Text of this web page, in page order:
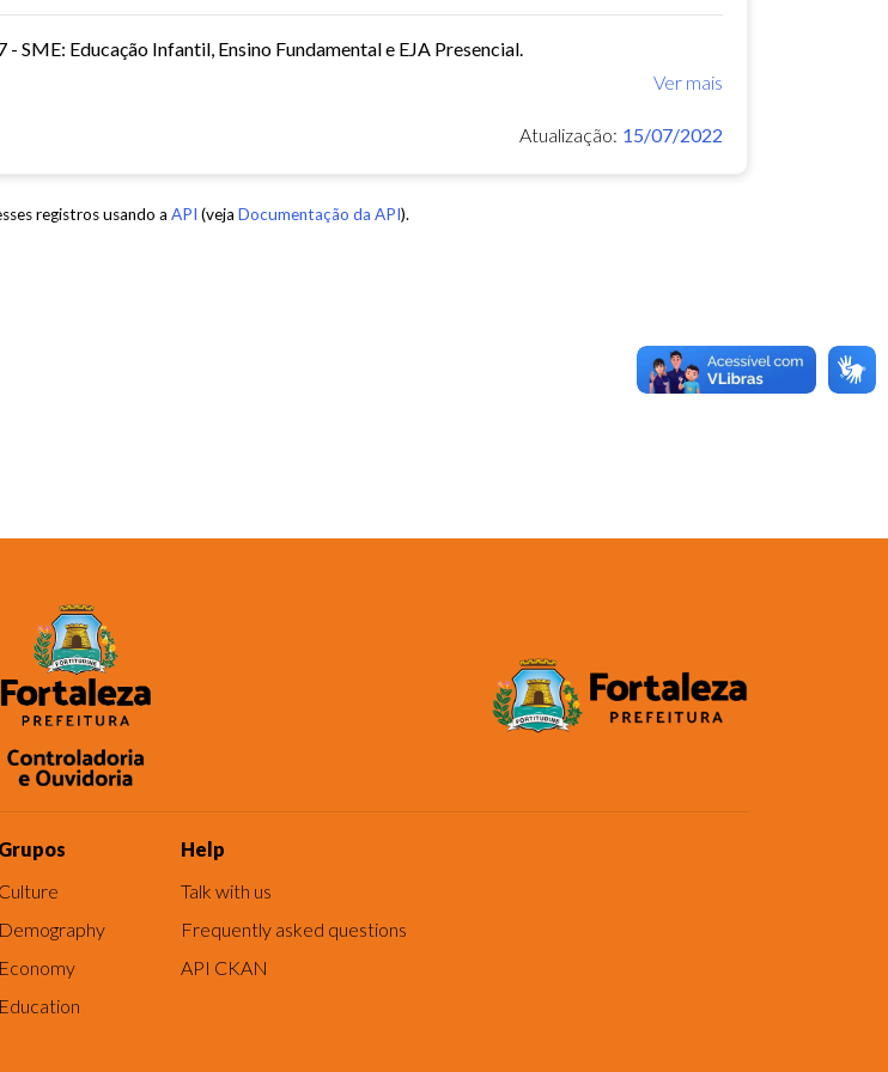
- SME: Educação Infantil, Ensino Fundamental e EJA Presencial.
Ver mais
Atualização: 15/07/2022
registros usando a API (veja Documentação da API).
Grupos
Culture
Demography
Economy
Education
Help
Talk with us
Frequently asked questions
API CKAN